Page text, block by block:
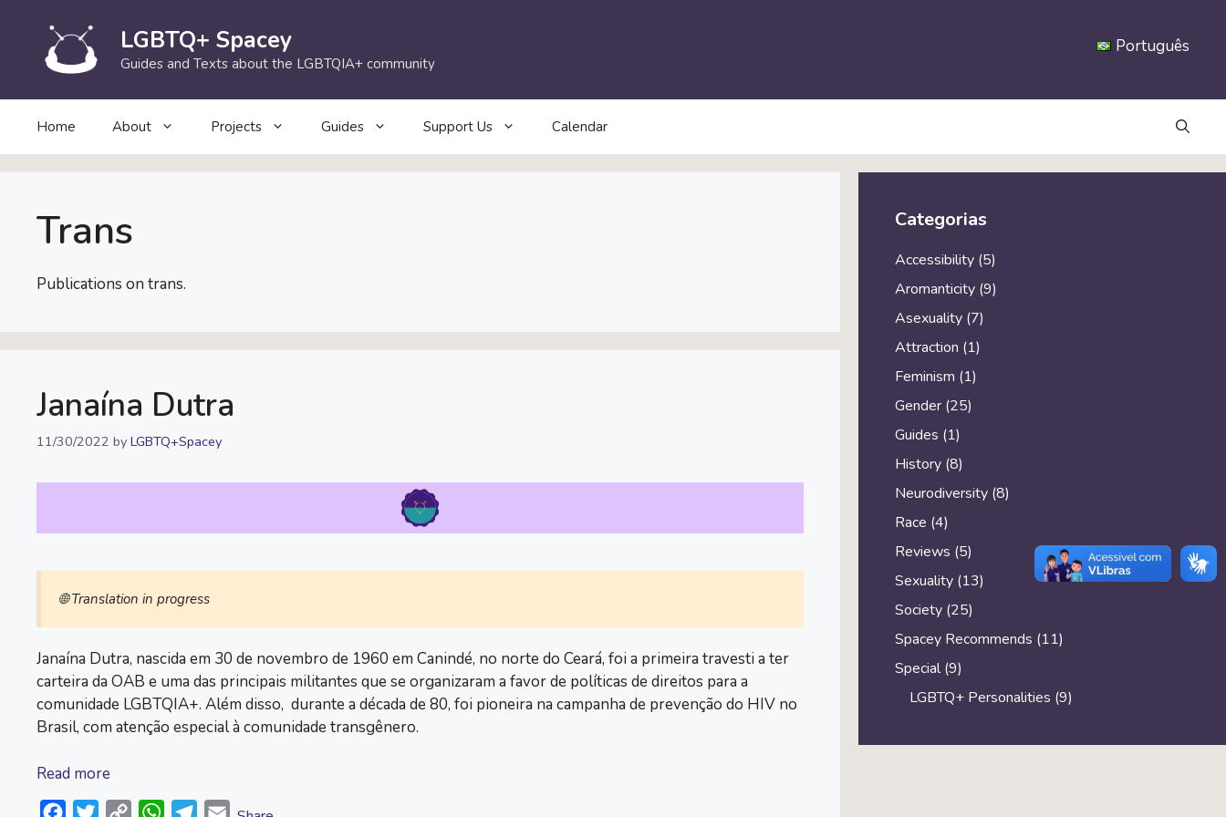
content
LGBTQ+ Spacey
Guides and Texts about the LGBTQIA+ community
Português
Home About Projects Guides Support Us Calendar
Trans
Publications on trans.
Janaína Dutra
11/30/2022 by LGBTQ+Spacey
🌐 Translation in progress
Janaína Dutra, nascida em 30 de novembro de 1960 em Canindé, no norte do Ceará, foi a primeira travesti a ter
carteira da OAB e uma das principais militantes que se organizaram a favor de políticas de direitos para a
comunidade LGBTQIA+. Além disso, durante a década de 80, foi pioneira na campanha de prevenção do HIV no
Brasil, com atenção especial à comunidade transgênero.
Read more
W E
Categorias
Accessibility(5)
Aromanticity(9)
Asexuality(7)
Attraction (1)
Feminism (1)
Gender(25)
Guides (1)
History(8)
Neurodiversity(8)
Race (4)
Reviews (5)
Sexuality(13)
Society(25)
Spacey Recommends (11)
Special(9)
LGBTQ+ Personalities (9)